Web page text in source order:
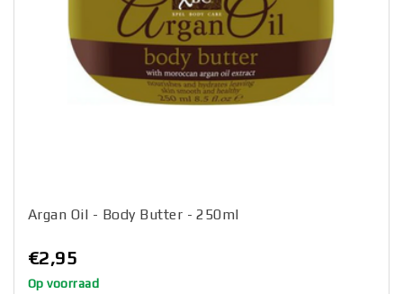
Argan Oil - Body Butter - 250ml
€2,95
Op voorraad